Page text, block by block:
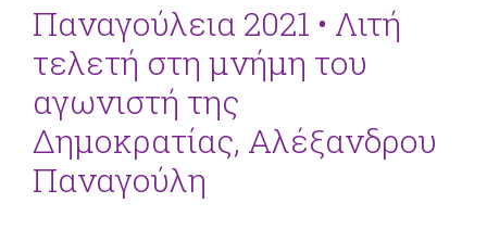
Παναγούλεια 2021 • Λιτή
τελετή στη μνήμη του
αγωνιστή της
Δημοκρατίας, Αλέξανδρου
Παναγούλη